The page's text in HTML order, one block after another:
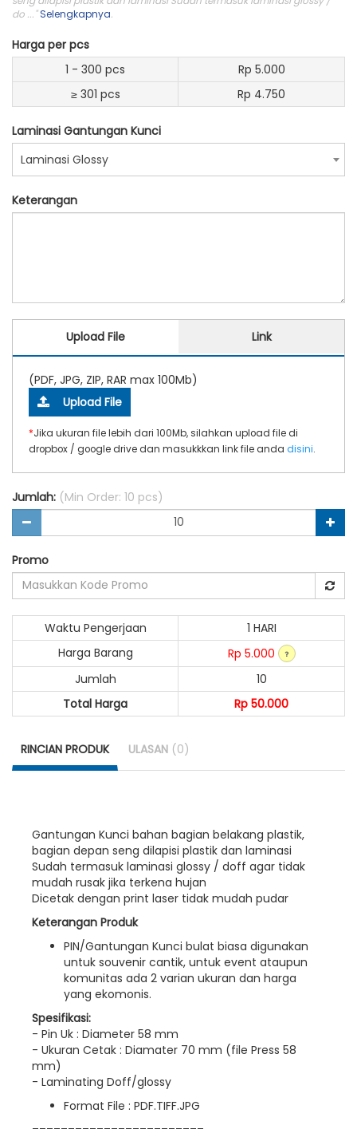
do ..."Selengkapnya.
Harga per pcs
1 - 300 pcs
Rp 5.000
≥ 301 pcs
Rp 4.750
Laminasi Gantungan Kunci
Laminasi Glossy
Keterangan
Upload File Link
(PDF, JPG, ZIP, RAR max 100Mb)
Upload File
*Jika ukuran file lebih dari 100Mb, silahkan upload file di
dropbox / google drive dan masukkkan link file anda disini.
Jumlah: (Min Order: 10 pcs)
Promo
Waktu Pengerjaan
1 HARI
Harga Barang
Rp 5.000
Jumlah
10
Total Harga
Rp 50.000
RINCIAN PRODUK ULASAN (0)
Gantungan Kunci bahan bagian belakang plastik,
bagian depan seng dilapisi plastik dan laminasi
Sudah termasuk laminasi glossy / doff agar tidak
mudah rusak jika terkena hujan
Dicetak dengan print laser tidak mudah pudar
Keterangan Produk
PIN/Gantungan Kunci bulat biasa digunakan
untuk souvenir cantik, untuk event ataupun
komunitas ada 2 varian ukuran dan harga
yang ekomonis.
Spesifikasi:
- Pin Uk : Diameter 58 mm
- Ukuran Cetak : Diamater 70 mm (file Press 58
mm)
- Laminating Doff/glossy
Format File : PDF.TIFF.JPG